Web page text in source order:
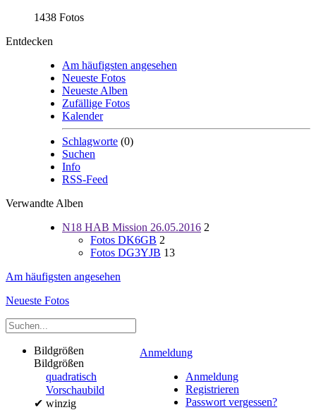
1438 Fotos
Entdecken
Am häufigsten angesehen
Neueste Fotos
Neueste Alben
Zufällige Fotos
Kalender
Schlagworte (0)
Suchen
Info
RSS-Feed
Verwandte Alben
N18 HAB Mission 26.05.2016 2
Fotos DK6GB 2
Fotos DG3YJB 13
Am häufigsten angesehen
Neueste Fotos
Anmeldung
Anmeldung
Registrieren
Passwort vergessen?
Bildgrößen
Bildgrößen
quadratisch
Vorschaubild
✔ winzig